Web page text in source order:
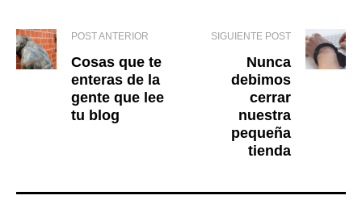
POST ANTERIOR
Cosas que te
enteras de la
gente que lee
tu blog
SIGUIENTE POST
Nunca
debimos
cerrar
nuestra
pequeña
tienda